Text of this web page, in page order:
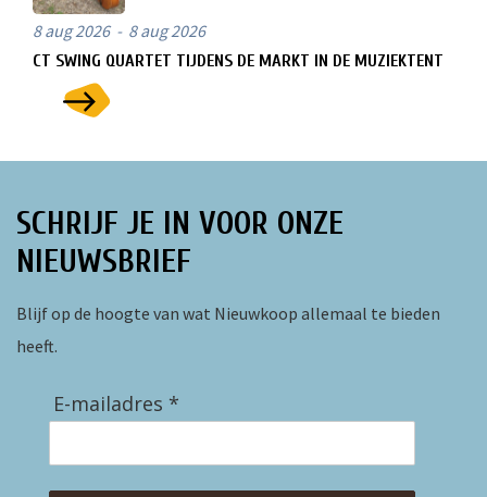
8 aug 2026 - 8 aug 2026
CT SWING QUARTET TIJDENS DE MARKT IN DE MUZIEKTENT
SCHRIJF JE IN VOOR ONZE
NIEUWSBRIEF
Blijf op de hoogte van wat Nieuwkoop allemaal te bieden
heeft.
E-mailadres *